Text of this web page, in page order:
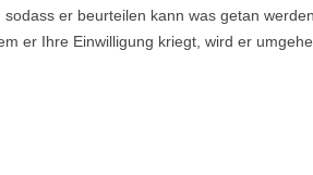
er beurteilen kann was getan
er Ihre Einwilligung kriegt, wird er